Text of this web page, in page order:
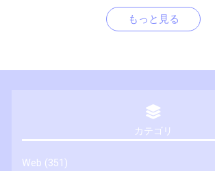
もっと見る
カテゴリ
Web (351)